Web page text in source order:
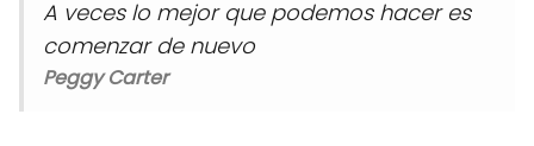
A veces lo mejor que podemos hacer es
comenzar de nuevo
Peggy Carter